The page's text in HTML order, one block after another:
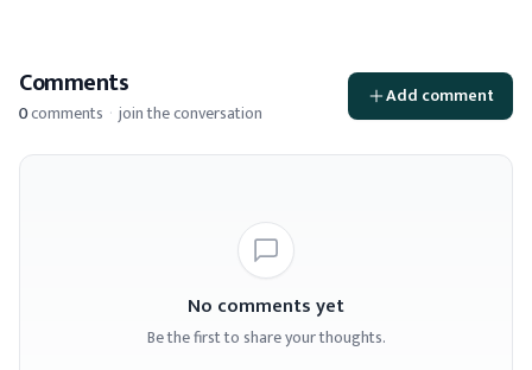
Comments
0comments · join the conversation
Add comment
No comments yet
Be the first to share your thoughts.